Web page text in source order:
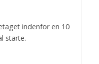
indenfor en 10
starte.